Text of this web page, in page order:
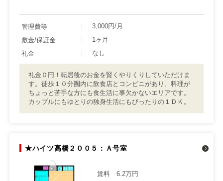
管理費等
3,000円/月
敷金/保証金
1ヶ月
礼金
なし
礼金０円！転居後のお金を賢くやりくりしていただけま
す。徒歩１０分圏内に飲食店とコンビニがあり、料理が
ちょっと苦手な方にも食生活に事欠かないエリアです。
カップルにもゆとりの独身生活にもぴったりの１ＤＫ。
★ハイツ高橋２００５：Ａ号室
賃料
6.2万円